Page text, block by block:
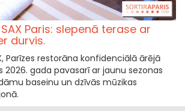
Paris: slepenā terase ar
durvis.
Parīzes restorāna konfidenciālā ārējā
2026. gada pavasarī ar jaunu sezonas
baseinu un dzīvās mūzikas